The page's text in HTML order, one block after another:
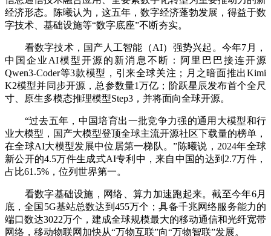
经济形态。陈曦认为，这五年，数字经济蓬勃发展，得益于数
字技术、基础设施等“数字底座”不断夯实。
看数字技术，国产人工智能（AI）强势兴起。今年7月，
中国企业AI模型开源的新消息不断：阿里巴巴接连开源
Qwen3-Coder等3款模型，引来全球关注；月之暗面推出Kimi
K2模型并同步开源，总参数量1万亿；阶跃星辰发布首个全尺
寸、原生多模态推理模型Step3，并将面向全球开源。
“过去五年，中国培育出一批竞争力强的通用大模型和行
业大模型，国产大模型登顶全球主流开源社区下载量的榜单，
在全球AI大模型发展中位居第一梯队。”陈曦说，2024年全球
新公开的4.5万件生成式AI专利中，来自中国的达到2.7万件，
占比61.5%，位列世界第一。
看数字基础设施，网络、算力加速跑起来。截至今年6月
底，全国5G基站总数达到455万个；具备千兆网络服务能力的
端口数达3022万个，建成全球规模最大的移动通信和光纤宽带
网络，移动物联网加快从“万物互联”向“万物智联”发展。